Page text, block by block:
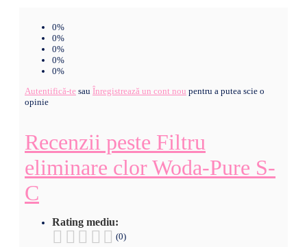
0%
0%
0%
0%
0%
Autentifică-te sau Înregistrează un cont nou pentru a putea scie o
opinie
Recenzii peste Filtru
eliminare clor Woda-Pure S-
C
Rating mediu:
(0)